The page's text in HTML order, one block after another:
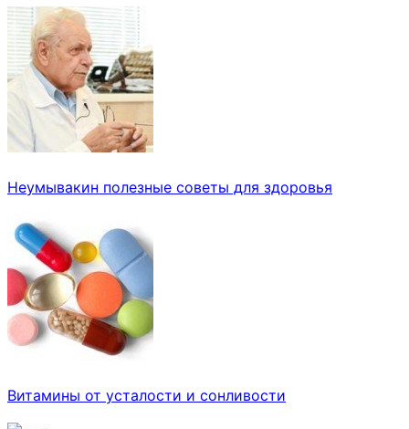
Неумывакин полезные советы для здоровья
Витамины от усталости и сонливости